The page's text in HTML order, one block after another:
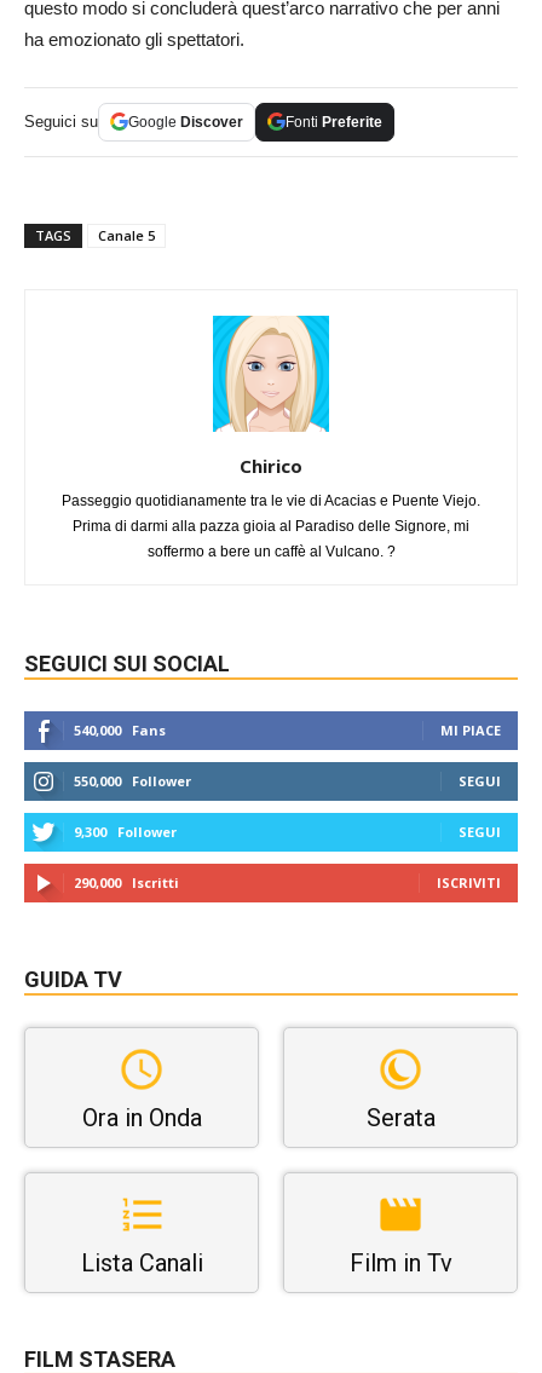
questo modo si concluderà quest’arco narrativo che per anni
ha emozionato gli spettatori.
Seguici su Google Discover Fonti Preferite
TAGS Canale 5
Chirico
Passeggio quotidianamente tra le vie di Acacias e Puente Viejo.
Prima di darmi alla pazza gioia al Paradiso delle Signore, mi
soffermo a bere un caffè al Vulcano. ?
SEGUICI SUI SOCIAL
540,000 Fans MI PIACE
550,000 Follower SEGUI
9,300 Follower SEGUI
290,000 Iscritti ISCRIVITI
GUIDA TV
Ora in Onda Serata
Lista Canali Film in Tv
FILM STASERA